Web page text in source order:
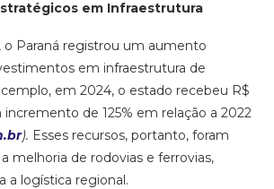
em Infraestrutura
o Paraná registrou um aumento
em infraestrutura de
em 2024, o estado recebeu R$
incremento de 125% em relação a 2022
). Esses recursos, portanto, foram
melhoria de rodovias e ferrovias,
a logística regional.